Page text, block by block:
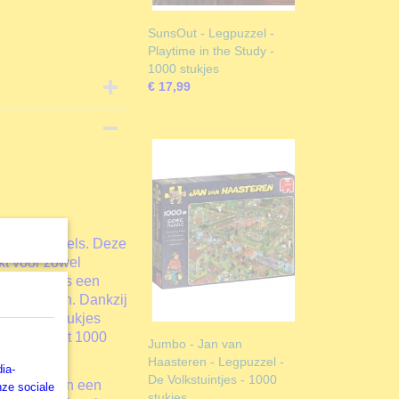
puzzels. Deze
voor zowel
puzzels een
ophangen. Dankzij
van de stukjes
met 1000
je handen een
SunsOut - Legpuzzel -
Playtime in the Study -
1000 stukjes
€ 17,99
Jumbo - Jan van
Haasteren - Legpuzzel -
De Volkstuintjes - 1000
sociale